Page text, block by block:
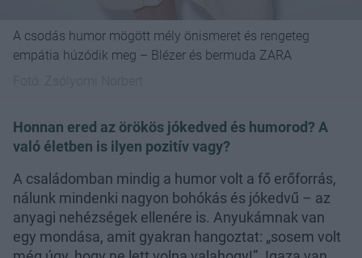
A csodás humor mögött mély önismeret és rengeteg
empátia húzódik meg – Blézer és bermuda ZARA
Honnan ered az örökös jókedved és humorod? A
való életben is ilyen pozitív vagy?
A családomban mindig a humor volt a fő erőforrás,
nálunk mindenki nagyon bohókás és jókedvű – az
anyagi nehézségek ellenére is. Anyukámnak van
egy mondása, amit gyakran hangoztat: „sosem volt